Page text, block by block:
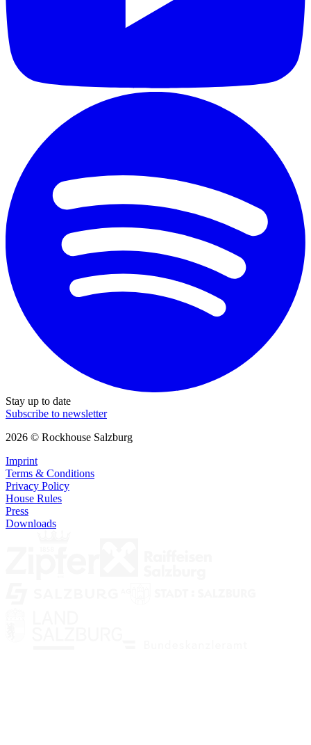
Stay up to date
Subscribe to newsletter
2026 © Rockhouse Salzburg
Imprint
Terms & Conditions
Privacy Policy
House Rules
Press
Downloads